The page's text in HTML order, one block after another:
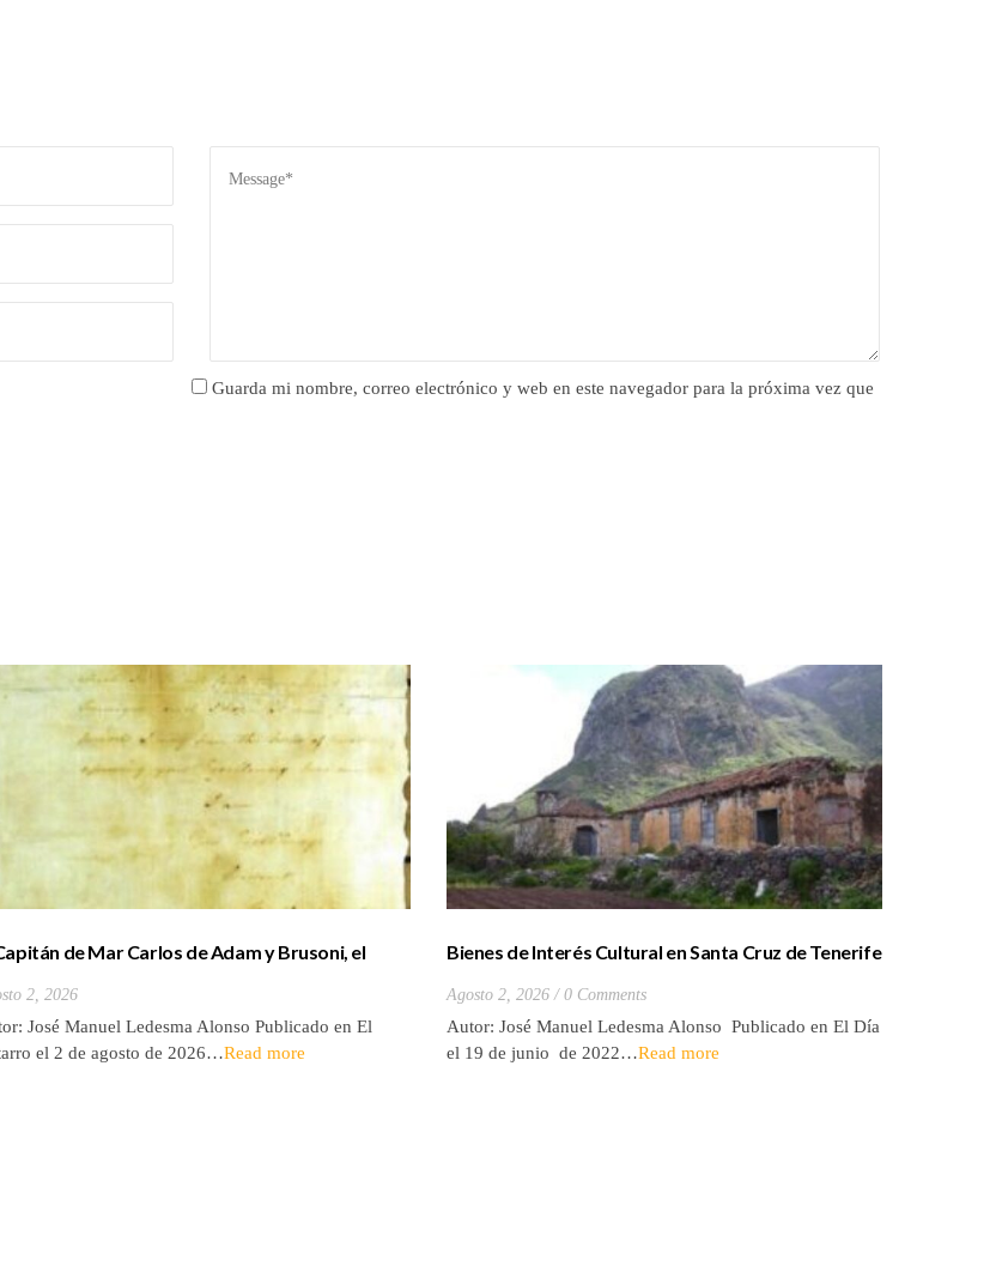
Guarda mi nombre, correo electrónico y web en este navegador para la próxima vez que
de Mar Carlos de Adam y Brusoni, el
2, 2026
José Manuel Ledesma Alonso Publicado en El
el 2 de agosto de 2026…Read more
Bienes de Interés Cultural en Santa Cruz de Tenerife
Agosto 2, 2026 0 Comments
Autor: José Manuel Ledesma Alonso Publicado en El Día
el 19 de junio de 2022…Read more